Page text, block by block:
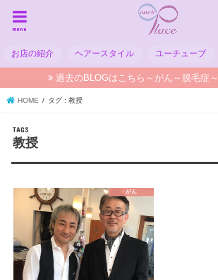
menu
お店の紹介 ヘアースタイル ユーチューブ
過去のBLOGはこちら～がん～脱毛症
HOME タグ : 教授
教授
がん